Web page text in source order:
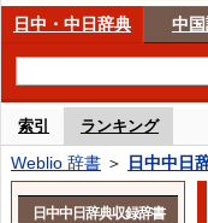
日中・中日辞典 中
索引 ランキング
Weblio 辞書 ＞ 日中中日
日中中日辞典収録辞書